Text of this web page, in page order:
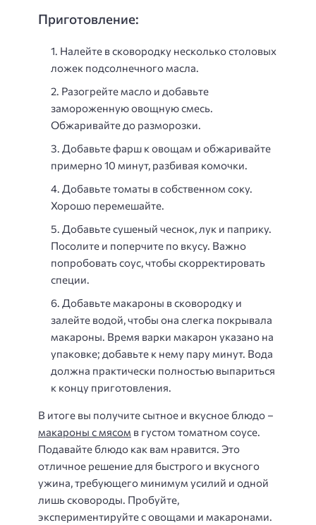
Приготовление:
Налейте в сковородку несколько столовых
ложек подсолнечного масла.
Разогрейте масло и добавьте
замороженную овощную смесь.
Обжаривайте до разморозки.
Добавьте фарш к овощам и обжаривайте
примерно 10 минут, разбивая комочки.
Добавьте томаты в собственном соку.
Хорошо перемешайте.
Добавьте сушеный чеснок, лук и паприку.
Посолите и поперчите по вкусу. Важно
попробовать соус, чтобы скорректировать
специи.
Добавьте макароны в сковородку и
залейте водой, чтобы она слегка покрывала
макароны. Время варки макарон указано на
упаковке; добавьте к нему пару минут. Вода
должна практически полностью выпариться
к концу приготовления.
В итоге вы получите сытное и вкусное блюдо –
макароны с мясом в густом томатном соусе.
Подавайте блюдо как вам нравится. Это
отличное решение для быстрого и вкусного
ужина, требующего минимум усилий и одной
лишь сковороды. Пробуйте,
экспериментируйте с овощами и макаронами.